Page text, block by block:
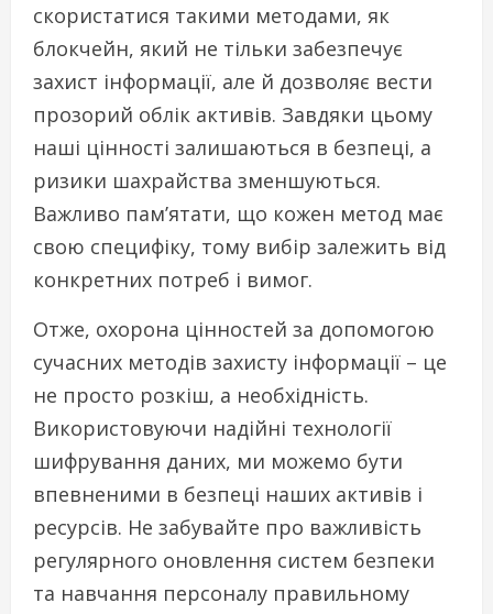
скористатися такими методами, як
блокчейн, який не тільки забезпечує
захист інформації, але й дозволяє вести
прозорий облік активів. Завдяки цьому
наші цінності залишаються в безпеці, а
ризики шахрайства зменшуються.
Важливо пам’ятати, що кожен метод має
свою специфіку, тому вибір залежить від
конкретних потреб і вимог.
Отже, охорона цінностей за допомогою
сучасних методів захисту інформації – це
не просто розкіш, а необхідність.
Використовуючи надійні технології
шифрування даних, ми можемо бути
впевненими в безпеці наших активів і
ресурсів. Не забувайте про важливість
регулярного оновлення систем безпеки
та навчання персоналу правильному